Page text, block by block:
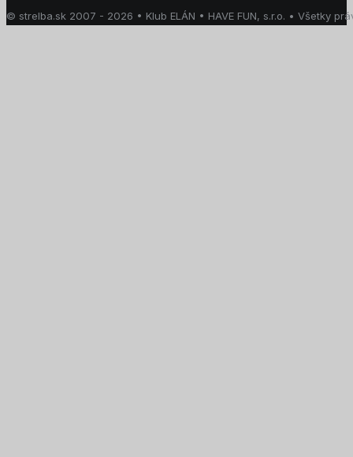
© strelba.sk 2007 - 2026 • Klub ELÁN • HAVE FUN, s.r.o. • Všetky